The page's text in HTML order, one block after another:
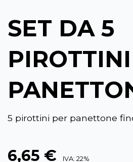
SET DA 5
PIROTTINI
5 pirottini per panettone
6,65 € IVA: 22%